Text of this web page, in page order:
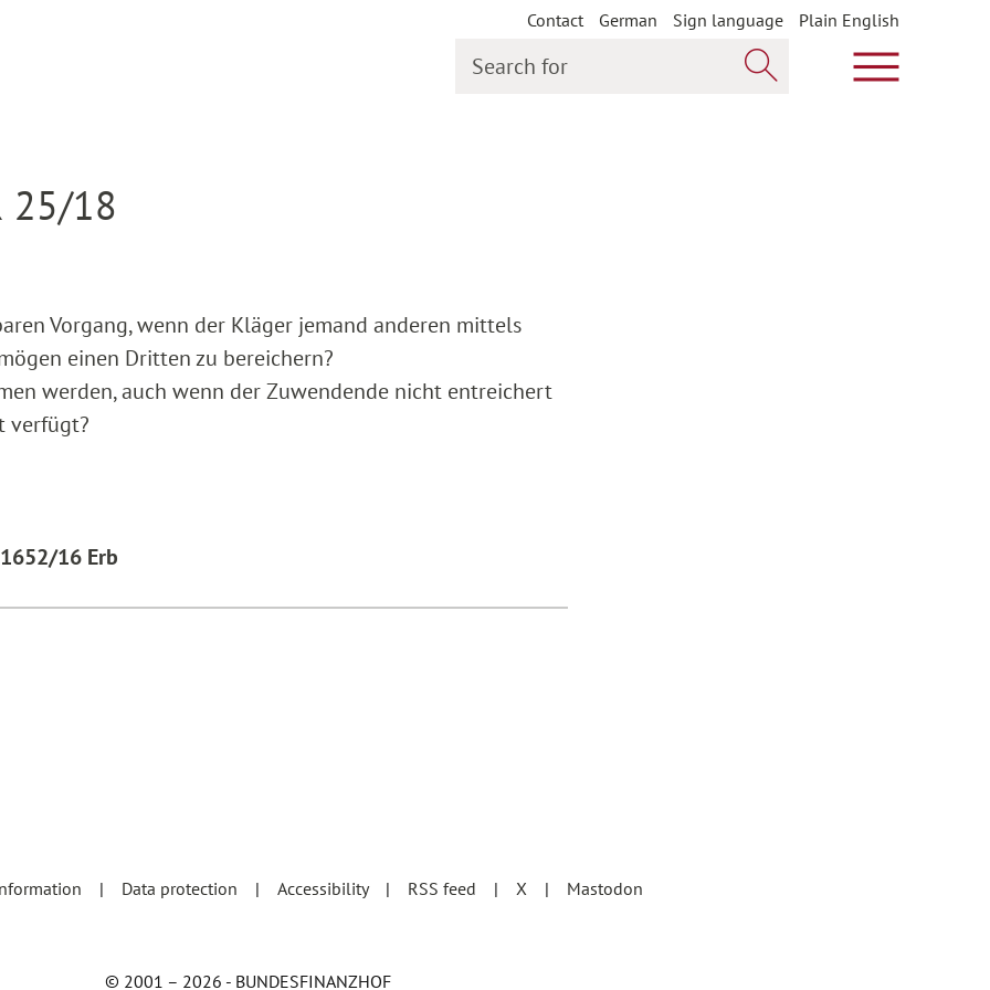
Contact German Sign language
Plain English
Show main
25/18
Vorgang, wenn der Kläger jemand anderen mittels
einen Dritten zu bereichern?
werden, auch wenn der Zuwendende nicht entreichert
verfügt?
16 Erb
Data protection Accessibility RSS feed X Mastodon
© 2001 – 2026 - BUNDESFINANZHOF